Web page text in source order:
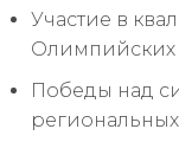
Участие в
Олимпийских
Победы над